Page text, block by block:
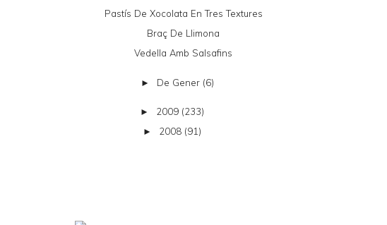
Pastís De Xocolata En Tres Textures
Braç De Llimona
Vedella Amb Salsafins
► De Gener (6)
► 2009 (233)
► 2008 (91)